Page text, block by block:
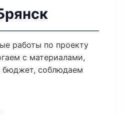
работы по проекту
с материалами,
бюджет, соблюдаем